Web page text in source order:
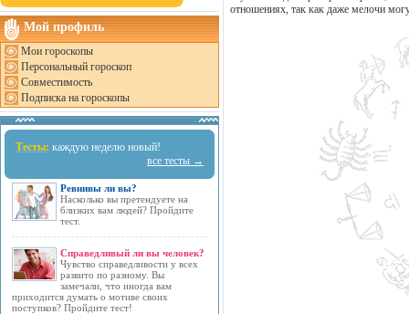
Мой профиль
Мои гороскопы
Персональный гороскоп
Совместимость
Подписка на гороскопы
Тесты: каждую неделю новый!
все тесты →
Ревнивы ли вы?
Насколько вы претендуете на
близких вам людей? Пройдите
тест.
Справедливый ли вы человек?
Чувство справедливости у всех
развито по разному. Вы
замечали, что иногда вам
приходится думать о мотиве своих
поступков? Пройдите тест!
отношениях, так как даже мелочи